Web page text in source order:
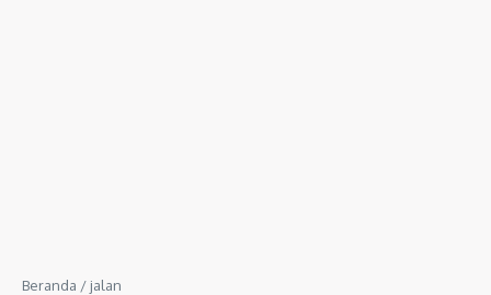
Beranda / jalan